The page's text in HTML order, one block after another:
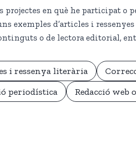
projectes en què he participat o
exemples d’articles i
o de lectora editorial,
i ressenya literària
periodística Redacció